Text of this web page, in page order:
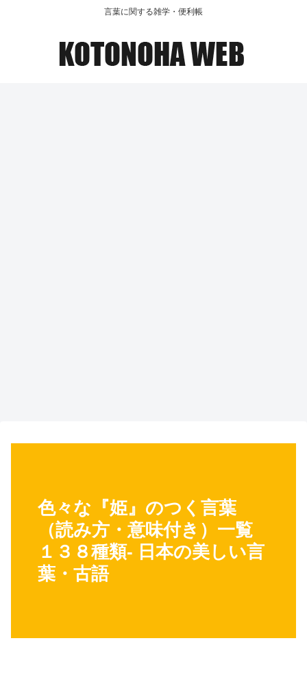
言葉に関する雑学・便利帳
色々な『姫』のつく言葉
（読み方・意味付き）一覧
１３８種類- 日本の美しい言
葉・古語